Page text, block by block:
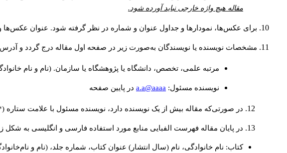
مقاله هیچ واژه خارجی نباید آورده شود.
برای عکس‌ها، نمودارها و جداول عنوان و شماره در نظر گرفته شود. عنوان عکس‌ها و
مشخصات نویسنده یا نویسندگان به‌صورت زیر در صفحه اول مقاله درج گردد و
مرتبه علمی، تخصص، دانشگاه یا پژوهشگاه یا سازمان. (نام و نام
نويسنده مسئول: a.a@aaaa در پايين صفحه
در صورتی‌که مقاله بیش از یک نویسنده دارد، نویسنده مسئول با علامت
در پایان مقاله فهرست الفبایی منابع مورد استفاده فارسی و انگلیسی به شکل
کتاب: نام خانوادگی، نام (سال انتشار) عنوان کتاب، شماره جلد، (نام و